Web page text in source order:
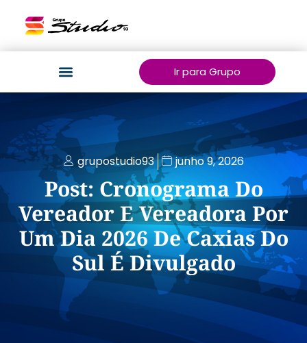
Ir para Grupo
grupostudio93 junho 9, 2026
Post: Cronograma Do
Vereador E Vereadora Por
Um Dia 2026 De Caxias Do
Sul É Divulgado